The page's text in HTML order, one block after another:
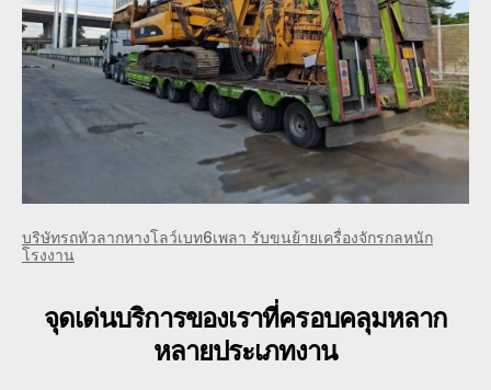
บริษัทรถหัวลากหางโลว์เบท6เพลา รับขนย้ายเครื่องจักรกลหนัก
โรงงาน
จุดเด่นบริการของเราที่ครอบคลุมหลาก
หลายประเภทงาน